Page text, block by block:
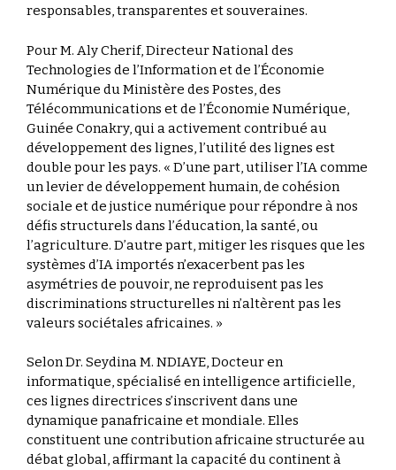
responsables, transparentes et souveraines.
Pour M. Aly Cherif, Directeur National des
Technologies de l’Information et de l’Économie
Numérique du Ministère des Postes, des
Télécommunications et de l’Économie Numérique,
Guinée Conakry, qui a activement contribué au
développement des lignes, l’utilité des lignes est
double pour les pays. « D’une part, utiliser l’IA comme
un levier de développement humain, de cohésion
sociale et de justice numérique pour répondre à nos
défis structurels dans l’éducation, la santé, ou
l’agriculture. D’autre part, mitiger les risques que les
systèmes d’IA importés n’exacerbent pas les
asymétries de pouvoir, ne reproduisent pas les
discriminations structurelles ni n’altèrent pas les
valeurs sociétales africaines. »
Selon Dr. Seydina M. NDIAYE, Docteur en
informatique, spécialisé en intelligence artificielle,
ces lignes directrices s’inscrivent dans une
dynamique panafricaine et mondiale. Elles
constituent une contribution africaine structurée au
débat global, affirmant la capacité du continent à